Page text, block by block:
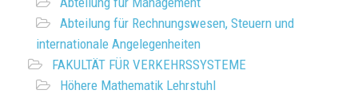
Abteilung für Rechnungswesen, Steuern und
internationale Angelegenheiten
FAKULTÄT FÜR VERKEHRSSYSTEME
Höhere Mathematik Lehrstuhl